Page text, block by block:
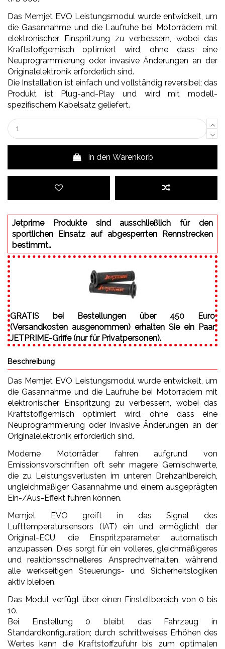
Das Memjet EVO Leistungsmodul wurde entwickelt, um
die Gasannahme und die Laufruhe bei Motorrädern mit
elektronischer Einspritzung zu verbessern, wobei das
Kraftstoffgemisch optimiert wird, ohne dass eine
Neuprogrammierung oder invasive Änderungen an der
Originalelektronik erforderlich sind.
Die Installation ist einfach und vollständig reversibel; das
Produkt ist Plug-and-Play und wird mit modell-
spezifischem Kabelsatz geliefert.
In den Warenkorb
Jetprime Produkte sind ausschließlich für den
sportlichen Einsatz auf abgesperrten Rennstrecken
bestimmt..
GRATIS bei Bestellungen über 450 Euro
(Versandkosten ausgenommen) erhalten Sie ein Paar
JETPRIME-Griffe (nur für Privatpersonen).
Beschreibung
Das Memjet EVO Leistungsmodul wurde entwickelt, um
die Gasannahme und die Laufruhe bei Motorrädern mit
elektronischer Einspritzung zu verbessern, wobei das
Kraftstoffgemisch optimiert wird, ohne dass eine
Neuprogrammierung oder invasive Änderungen an der
Originalelektronik erforderlich sind.
Moderne Motorräder fahren aufgrund von
Emissionsvorschriften oft sehr magere Gemischwerte,
die zu Leistungsverlusten im unteren Drehzahlbereich,
ungleichmäßiger Gasannahme und einem ausgeprägten
Ein-/Aus-Effekt führen können.
Memjet EVO greift in das Signal des
Lufttemperatursensors (IAT) ein und ermöglicht der
Original-ECU, die Einspritzparameter automatisch
anzupassen. Dies sorgt für ein volleres, gleichmäßigeres
und reaktionsschnelleres Ansprechverhalten, während
alle werkseitigen Steuerungs- und Sicherheitslogiken
aktiv bleiben.
Das Modul verfügt über einen Einstellbereich von 0 bis
10.
Bei Einstellung 0 bleibt das Fahrzeug in
Standardkonfiguration; durch schrittweises Erhöhen des
Wertes kann die Kraftstoffzufuhr bis zum optimalen